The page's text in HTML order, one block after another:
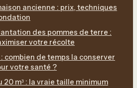
ancienne : prix, techniques
des pommes de terre :
votre récolte
combien de temps la conserver
votre santé ?
20 m³ : la vraie taille minimum